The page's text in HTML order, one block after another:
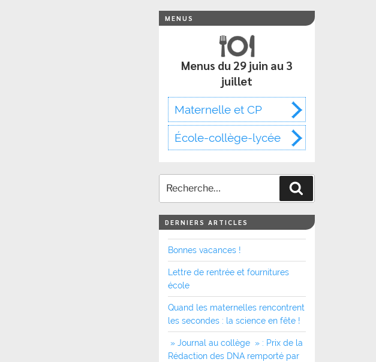
MENUS
Menus du 29 juin au 3
juillet
Maternelle et CP
École-collège-lycée
DERNIERS ARTICLES
Bonnes vacances !
Lettre de rentrée et fournitures
école
Quand les maternelles rencontrent
les secondes : la science en fête !
» Journal au collège » : Prix de la
Rédaction des DNA remporté par